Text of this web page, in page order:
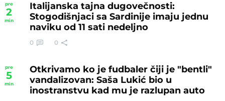
pre
2
min
Italijanska tajna dugovečnosti:
Stogodišnjaci sa Sardinije imaju jednu
naviku od 11 sati nedeljno
0 0
pre
5
min
Otkrivamo ko je fudbaler čiji je "bentli"
vandalizovan: Saša Lukić bio u
inostranstvu kad mu je razlupan auto